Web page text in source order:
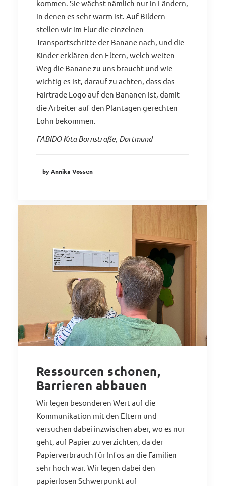
kommen. Sie wächst nämlich nur in Ländern,
in denen es sehr warm ist. Auf Bildern
stellen wir im Flur die einzelnen
Transportschritte der Banane nach, und die
Kinder erklären den Eltern, welch weiten
Weg die Banane zu uns braucht und wie
wichtig es ist, darauf zu achten, dass das
Fairtrade Logo auf den Bananen ist, damit
die Arbeiter auf den Plantagen gerechten
Lohn bekommen.
FABIDO Kita Bornstraße, Dortmund
by Annika Vossen
Ressourcen schonen,
Barrieren abbauen
Wir legen besonderen Wert auf die
Kommunikation mit den Eltern und
versuchen dabei inzwischen aber, wo es nur
geht, auf Papier zu verzichten, da der
Papierverbrauch für Infos an die Familien
sehr hoch war. Wir legen dabei den
papierlosen Schwerpunkt auf